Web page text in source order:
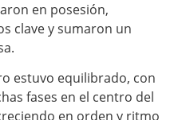
en posesión,
clave y sumaron un
estuvo equilibrado, con
fases en el centro del
en orden y ritmo